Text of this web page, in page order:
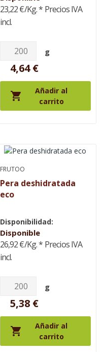
23,22 €/Kg.* Precios IVA
incl.
g
4,64 €

Añadir al
carrito
FRUTOO
Pera deshidratada
eco
Disponibilidad:
Disponible
26,92 €/Kg.* Precios IVA
incl.
g
5,38 €

Añadir al
carrito